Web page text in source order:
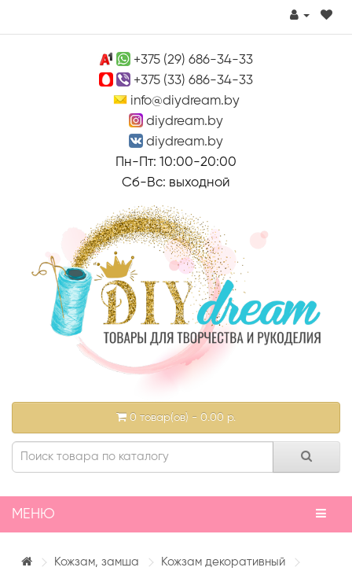
+375 (29) 686-34-33
+375 (33) 686-34-33
info@diydream.by
diydream.by
diydream.by
Пн-Пт: 10:00-20:00
Сб-Вс: выходной
0 товар(ов) - 0.00 р.
МЕНЮ
Кожзам, замша
Кожзам декоративный